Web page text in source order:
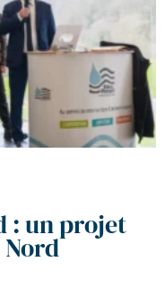
: un projet